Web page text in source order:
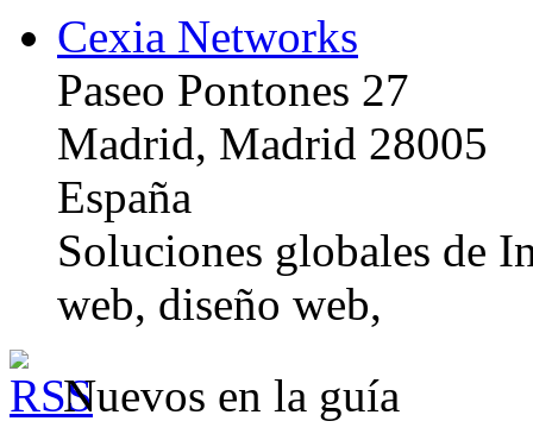
Cexia Networks
Paseo Pontones 27
Madrid, Madrid 28005
España
Soluciones globales de
web, diseño web,
Nuevos en la guía